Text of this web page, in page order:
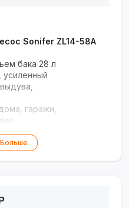
Sonifer ZL14-58A
бака 28 л
усиленный
гаражи,
уборки с